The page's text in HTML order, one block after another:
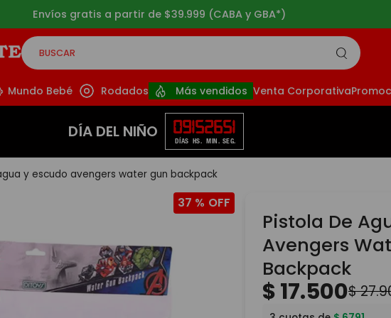
Envíos gratis a partir de $39.999 (CABA y GBA*)
BUSCAR
Mundo Bebé Rodados Más vendidos Venta Corporativa
DÍA DEL NIÑO 09
DÍAS
15
HS.
26
MIN.
50
SEG.
y escudo avengers water gun backpack
37 %
Pistola De
Avengers
Backpack
$17.500$27.